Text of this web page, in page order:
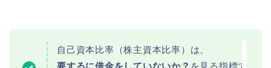
自己資本比率（株主資本比率）は、
要するに借金をしていないか？ を見る指標で
ビジネス・仕事